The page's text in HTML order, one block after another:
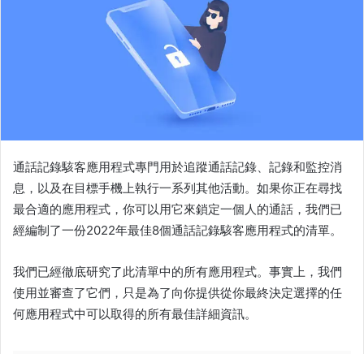
通話記錄駭客應用程式專門用於追蹤通話記錄、記錄和監控消
息，以及在目標手機上執行一系列其他活動。如果你正在尋找
最合適的應用程式，你可以用它來鎖定一個人的通話，我們已
經編制了一份2022年最佳8個通話記錄駭客應用程式的清單。
我們已經徹底研究了此清單中的所有應用程式。事實上，我們
使用並審查了它們，只是為了向你提供從你最終決定選擇的任
何應用程式中可以取得的所有最佳詳細資訊。